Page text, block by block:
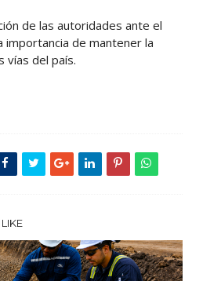
de las autoridades ante el
importancia de mantener la
vías del país.